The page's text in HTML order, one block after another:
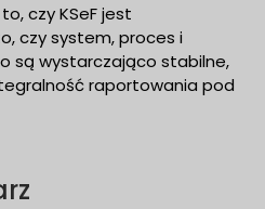
czy KSeF jest
czy system, proces i
są wystarczająco stabilne,
raportowania pod